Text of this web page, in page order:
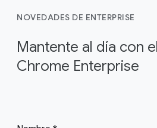
NOVEDADES DE ENTERPRISE
Mantente al día con
Chrome Enterprise